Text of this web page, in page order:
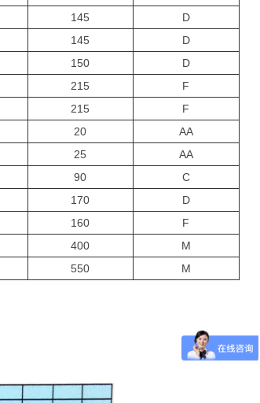
145
D
145
D
150
D
215
F
215
F
20
AA
25
AA
90
C
170
D
160
F
400
M
550 M